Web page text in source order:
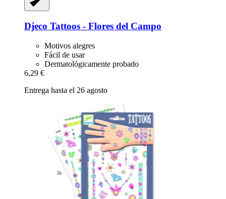
Djeco Tattoos -​ Flores del Campo
Motivos alegres
Fácil de usar
Dermatológicamente probado
6,29 €
Entrega hasta el 26 agosto